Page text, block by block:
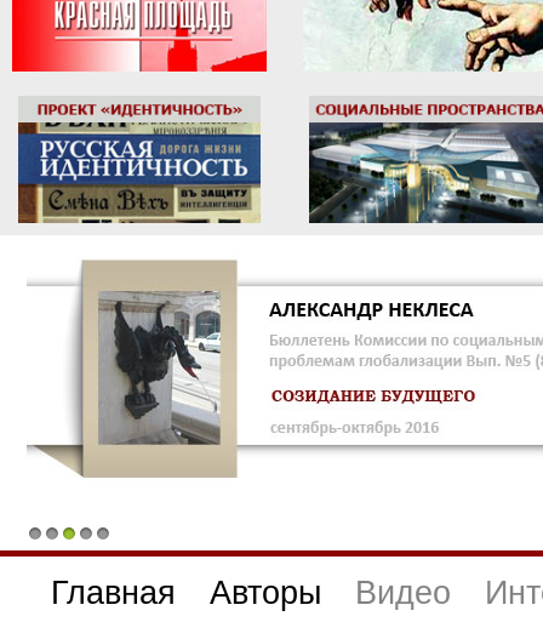
1 2 3 4 5
Главная Авторы Видео